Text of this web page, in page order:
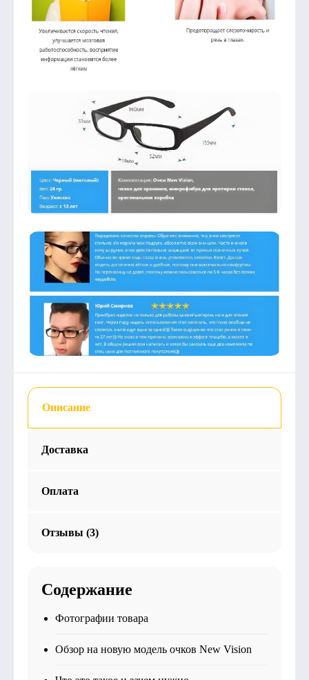
Описание
Доставка
Оплата
Отзывы (3)
Содержание
Фотографии товара
Обзор на новую модель очков New Vision